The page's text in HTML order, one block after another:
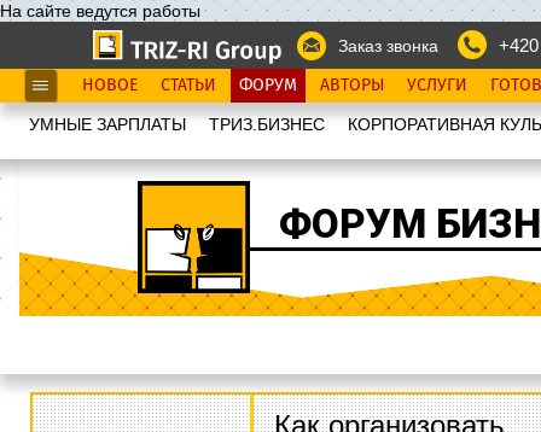
На сайте ведутся работы
Заказ звонка
НОВОЕ СТАТЬИ ФОРУМ АВТОРЫ УСЛУГИ
УМНЫЕ ЗАРПЛАТЫ ТРИЗ.БИЗНЕС КОРПОРАТИВНАЯ
ФОРУМ
Как организовать